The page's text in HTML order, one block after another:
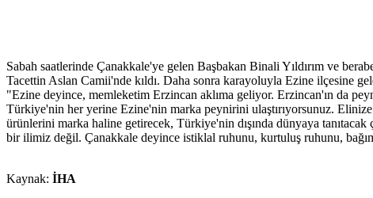
Sabah saatlerinde Çanakkale'ye gelen Başbakan Binali Yıldırım ve
Tacettin Aslan Camii'nde kıldı. Daha sonra karayoluyla Ezine ilçesine
"Ezine deyince, memleketim Erzincan aklıma geliyor. Erzincan'ın da
Türkiye'nin her yerine Ezine'nin marka peynirini ulaştırıyorsunuz.
ürünlerini marka haline getirecek, Türkiye'nin dışında dünyaya
bir ilimiz değil. Çanakkale deyince istiklal ruhunu, kurtuluş ruhunu,
Kaynak: İHA